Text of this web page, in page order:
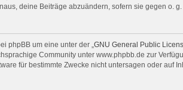
deine Beiträge abzuändern, sofern sie gegen
phpBB um eine unter der „GNU General Public
Community unter www.phpbb.de zur
für bestimmte Zwecke nicht untersagen oder auf